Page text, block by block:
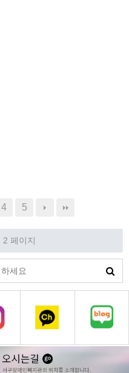
4 5
2 페이지